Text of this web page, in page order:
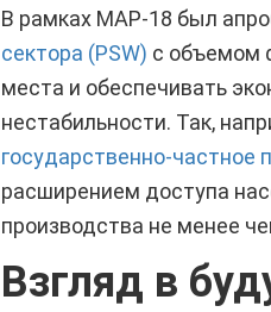
В рамках МАР-18 был
сектора (PSW) с объемом
места и обеспечивать
нестабильности. Так,
государственно-
расширением доступа
производства не менее
Взгляд в